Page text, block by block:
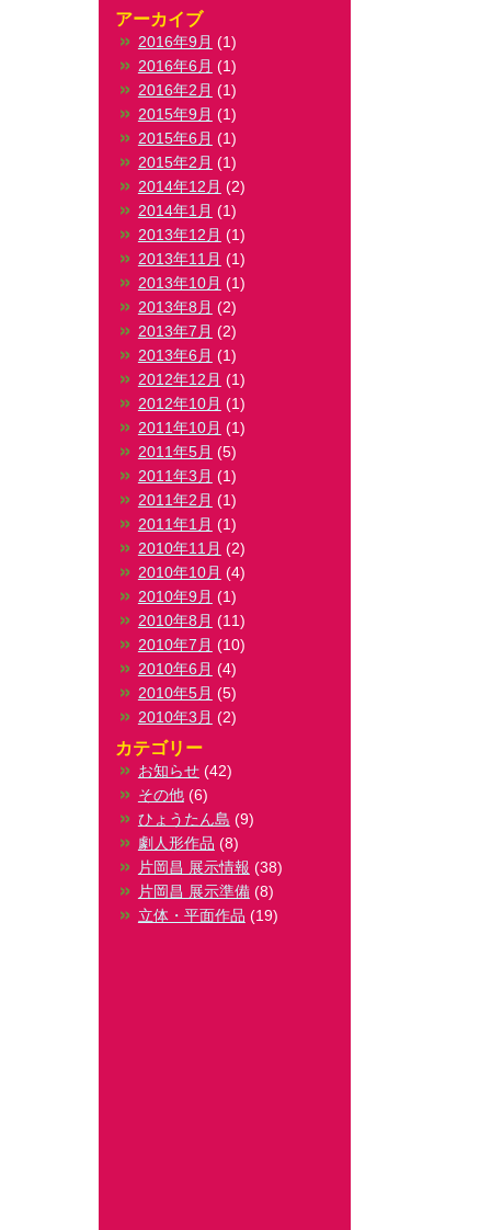
アーカイブ
2016年9月 (1)
2016年6月 (1)
2016年2月 (1)
2015年9月 (1)
2015年6月 (1)
2015年2月 (1)
2014年12月 (2)
2014年1月 (1)
2013年12月 (1)
2013年11月 (1)
2013年10月 (1)
2013年8月 (2)
2013年7月 (2)
2013年6月 (1)
2012年12月 (1)
2012年10月 (1)
2011年10月 (1)
2011年5月 (5)
2011年3月 (1)
2011年2月 (1)
2011年1月 (1)
2010年11月 (2)
2010年10月 (4)
2010年9月 (1)
2010年8月 (11)
2010年7月 (10)
2010年6月 (4)
2010年5月 (5)
2010年3月 (2)
カテゴリー
お知らせ(42)
その他(6)
ひょうたん島 (9)
劇人形作品 (8)
片岡昌 展示情報 (38)
片岡昌 展示準備(8)
立体・平面作品 (19)